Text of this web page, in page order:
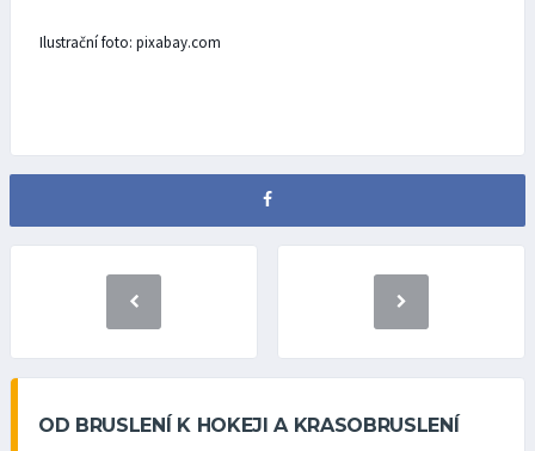
Ilustrační foto: pixabay.com
OD BRUSLENÍ K HOKEJI A KRASOBRUSLENÍ